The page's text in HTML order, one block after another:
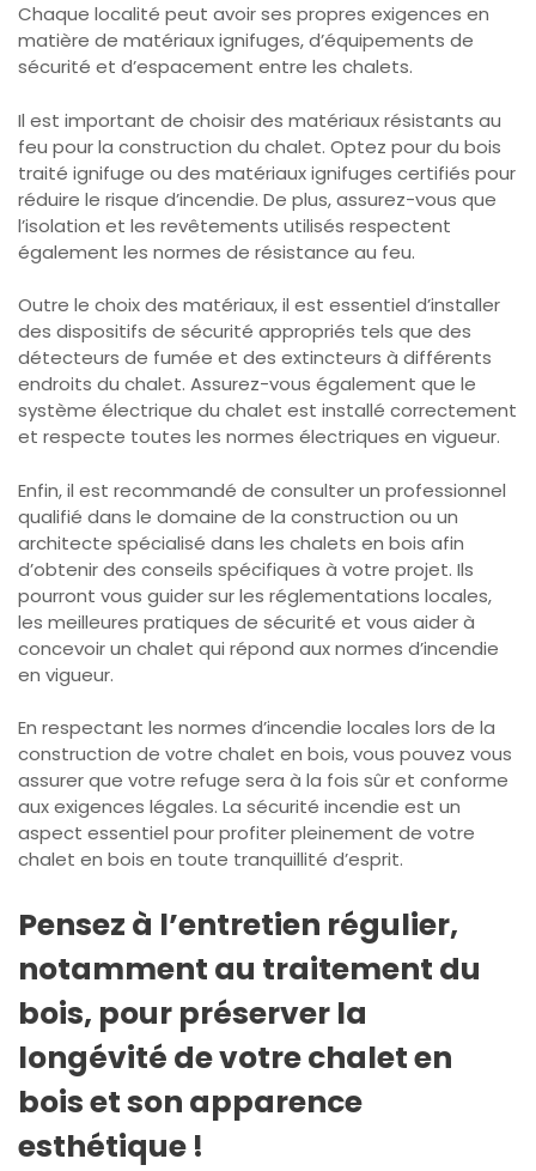
Chaque localité peut avoir ses propres exigences en
matière de matériaux ignifuges, d’équipements de
sécurité et d’espacement entre les chalets.
Il est important de choisir des matériaux résistants au
feu pour la construction du chalet. Optez pour du bois
traité ignifuge ou des matériaux ignifuges certifiés pour
réduire le risque d’incendie. De plus, assurez-vous que
l’isolation et les revêtements utilisés respectent
également les normes de résistance au feu.
Outre le choix des matériaux, il est essentiel d’installer
des dispositifs de sécurité appropriés tels que des
détecteurs de fumée et des extincteurs à différents
endroits du chalet. Assurez-vous également que le
système électrique du chalet est installé correctement
et respecte toutes les normes électriques en vigueur.
Enfin, il est recommandé de consulter un professionnel
qualifié dans le domaine de la construction ou un
architecte spécialisé dans les chalets en bois afin
d’obtenir des conseils spécifiques à votre projet. Ils
pourront vous guider sur les réglementations locales,
les meilleures pratiques de sécurité et vous aider à
concevoir un chalet qui répond aux normes d’incendie
en vigueur.
En respectant les normes d’incendie locales lors de la
construction de votre chalet en bois, vous pouvez vous
assurer que votre refuge sera à la fois sûr et conforme
aux exigences légales. La sécurité incendie est un
aspect essentiel pour profiter pleinement de votre
chalet en bois en toute tranquillité d’esprit.
Pensez à l’entretien régulier,
notamment au traitement du
bois, pour préserver la
longévité de votre chalet en
bois et son apparence
esthétique !